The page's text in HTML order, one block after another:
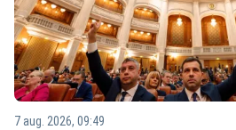
7 aug. 2026, 09:49